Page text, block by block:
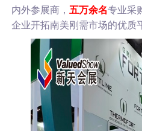
内外参展商， 五万余名专业采
企业开拓南美刚需市场的优质